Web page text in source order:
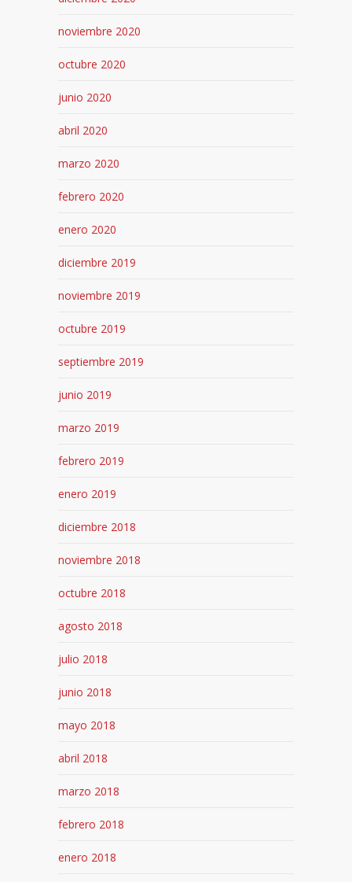
noviembre 2020
octubre 2020
junio 2020
abril 2020
marzo 2020
febrero 2020
enero 2020
diciembre 2019
noviembre 2019
octubre 2019
septiembre 2019
junio 2019
marzo 2019
febrero 2019
enero 2019
diciembre 2018
noviembre 2018
octubre 2018
agosto 2018
julio 2018
junio 2018
mayo 2018
abril 2018
marzo 2018
febrero 2018
enero 2018